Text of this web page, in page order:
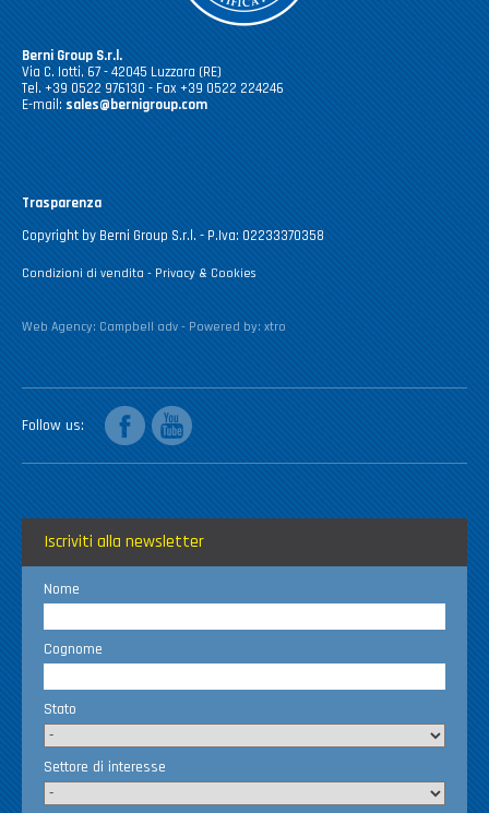
Berni Group S.r.l.
Via C. Iotti, 67 - 42045 Luzzara (RE)
Tel. +39 0522 976130 - Fax +39 0522 224246
E-mail: sales@bernigroup.com
Trasparenza
Copyright by Berni Group S.r.l. - P.Iva: 02233370358
Condizioni di vendita - Privacy & Cookies
Web Agency: Campbell adv - Powered by: xtro
Follow us
facebookyoutube
Iscriviti alla newsletter
Nome
Cognome
Stato
Settore di interesse